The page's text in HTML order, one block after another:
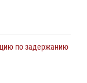
по задержанию